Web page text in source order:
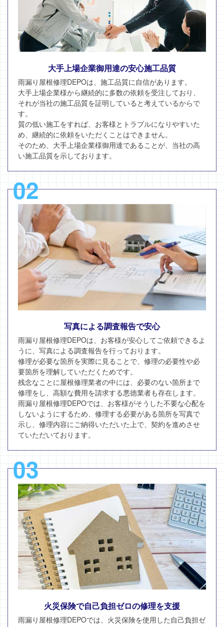
大手上場企業御用達の安心施工品質
雨漏り屋根修理DEPOは、施工品質に自信があります。
大手上場企業様から継続的に多数の依頼を受注しており、
それが当社の施工品質を証明していると考えているからで
す。
質の低い施工をすれば、お客様とトラブルになりやすいた
め、継続的に依頼をいただくことはできません。
そのため、大手上場企業様御用達であることが、当社の高
い施工品質を示しております。
02
写真による調査報告で安心
雨漏り屋根修理DEPOは、お客様が安心してご依頼できるよ
うに、写真による調査報告を行っております。
修理が必要な箇所を実際に見ることで、修理の必要性や必
要箇所を理解していただくためです。
残念なことに屋根修理業者の中には、必要のない箇所まで
修理をし、高額な費用を請求する悪徳業者も存在します。
雨漏り屋根修理DEPOでは、お客様がそうした不要な心配を
しないようにするため、修理する必要がある箇所を写真で
示し、修理内容にご納得いただいた上で、契約を進めさせ
ていただいております。
03
火災保険で自己負担ゼロの修理を支援
雨漏り屋根修理DEPOでは、火災保険を使用した自己負担ゼ